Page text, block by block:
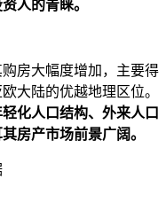
人的青睐。
房大幅度增加，主要得
大陆的优越地理区位。
化人口结构、外来人口
房产市场前景广阔。